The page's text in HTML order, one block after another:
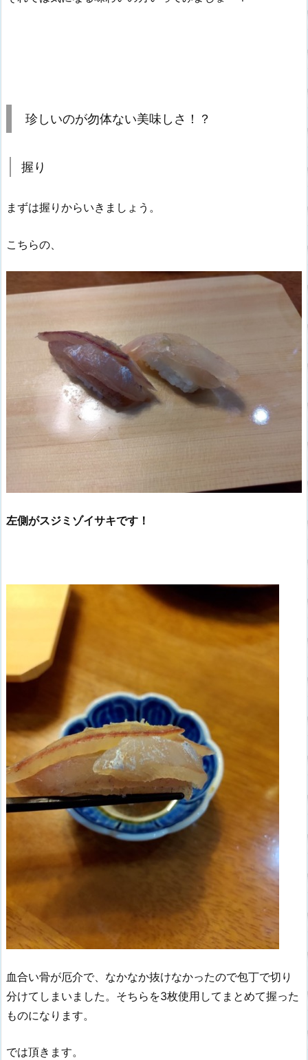
珍しいのが勿体ない美味しさ！？
握り
まずは握りからいきましょう。
こちらの、
左側がスジミゾイサキです！
血合い骨が厄介で、なかなか抜けなかったので包丁で切り
分けてしまいました。そちらを3枚使用してまとめて握った
ものになります。
では頂きます。